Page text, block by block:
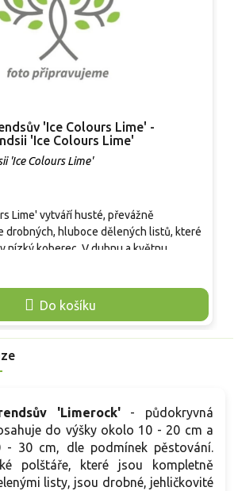
'Ice Colours Lime' -
'Ice Colours Lime'
'Ice Colours Lime'
Do košíku
Lime' vytváří husté, převážně
drobných, hluboce dělených listů, které
nízký koberec. V dubnu a květnu
s miskovitými květy v limetkově
opylovači. Vůně se obvykle
dobře ladí se skalkovými tařičkami,
travami a udrží strukturu záhonu i po
'Limerock'- půdokryvná
do výšky okolo 10 - 20 cm a
- 30 cm, dle podmínek pěstování.
polštáře, které jsou kompletně
listy, jsou drobné, jehličkovité